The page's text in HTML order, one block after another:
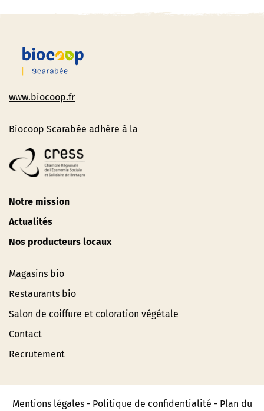
www.biocoop.fr
Biocoop Scarabée adhère à la
Notre mission
Actualités
Nos producteurs locaux
Magasins bio
Restaurants bio
Salon de coiffure et coloration végétale
Contact
Recrutement
Mentions légales- Politique de confidentialité - Plan du